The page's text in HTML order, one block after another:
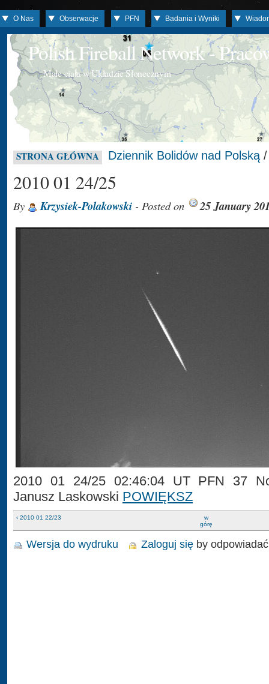
O Nas Obserwacje PFN Badania i Wyniki
Polish Fireball Network -
Małe ciała w Układzie Słonecznym
STRONA GŁÓWNA Dziennik Bolidów nad Polską
2010 01 24/25
By Krzysiek-Polakowski - Posted on 25 January
2010 01 24/25 02:46:04 UT PFN 37
Janusz Laskowski POWIĘKSZ
‹ 2010 01 22/23
w
górę
Wersja do wydruku Zaloguj się by odpowiadać